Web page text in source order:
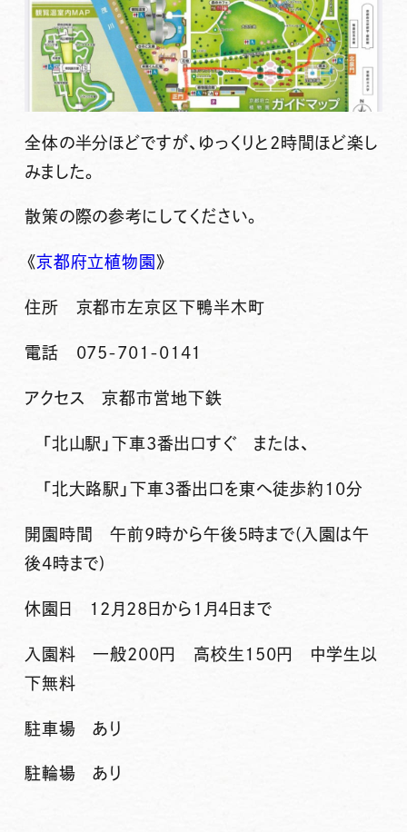
全体の半分ほどですが、ゆっくりと2時間ほど楽し
みました。
散策の際の参考にしてください。
《京都府立植物園 》
住所 京都市左京区下鴨半木町
電話 075-701-0141
アクセス 京都市営地下鉄
「北山駅」下車3番出口すぐ または、
「北大路駅」下車3番出口を東へ徒歩約10分
開園時間 午前9時から午後5時まで(入園は午
後4時まで)
休園日 12月28日から1月4日まで
入園料 一般200円 高校生150円 中学生以
下無料
駐車場 あり
駐輪場 あり